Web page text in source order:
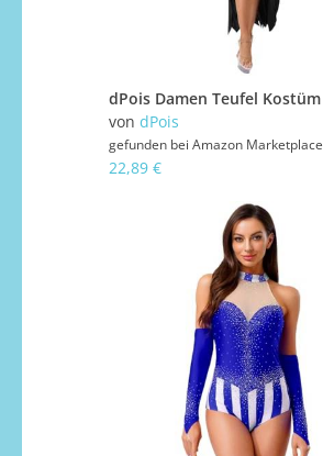
von dPois
gefunden bei Amazon Marketplace
22,89 €